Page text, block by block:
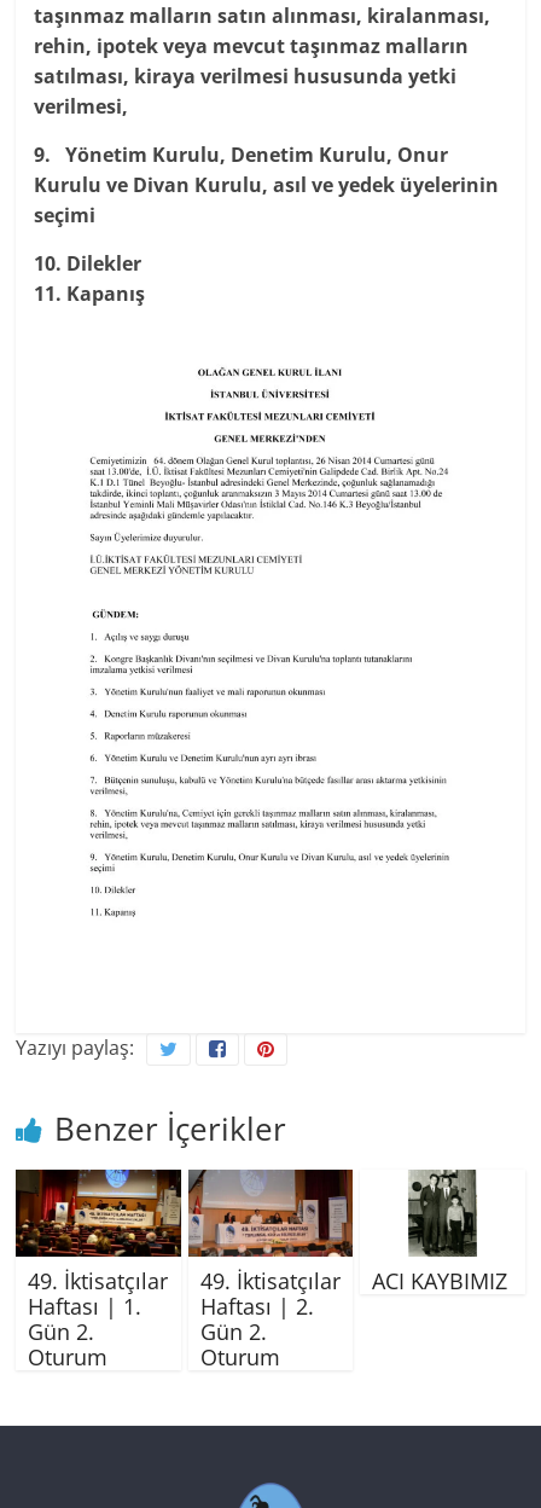
taşınmaz malların satın alınması, kiralanması,
rehin, ipotek veya mevcut taşınmaz malların
satılması, kiraya verilmesi hususunda yetki
verilmesi,
9. Yönetim Kurulu, Denetim Kurulu, Onur
Kurulu ve Divan Kurulu, asıl ve yedek üyelerinin
seçimi
10. Dilekler
11. Kapanış
Yazıyı paylaş:
Benzer İçerikler
49. İktisatçılar
Haftası | 1.
Gün 2.
Oturum
49. İktisatçılar
Haftası | 2.
Gün 2.
Oturum
ACI KAYBIMIZ